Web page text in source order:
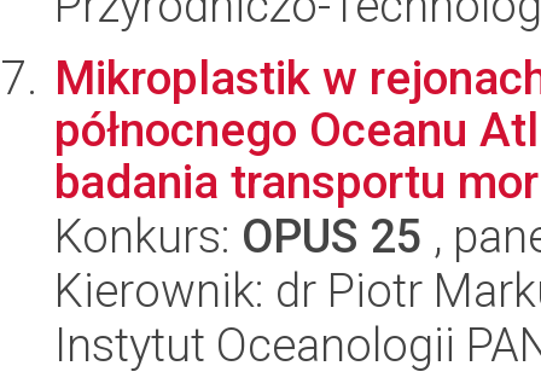
Mikroplastik w
północnego Oceanu
badania transportu
Konkurs: OPUS 25 ,
Kierownik: dr Piotr
Instytut Oceanologii